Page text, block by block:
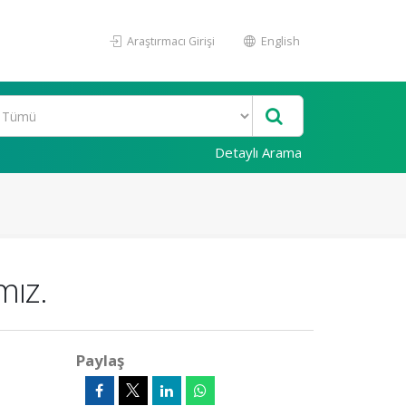
Araştırmacı Girişi English
Detaylı Arama
Paylaş